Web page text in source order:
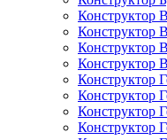
Конструктор
Конструктор
Конструктор
Конструктор
Конструктор
Конструктор
Конструктор
Конструктор